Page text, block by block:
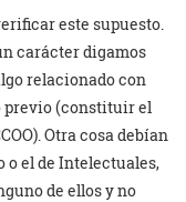
este supuesto.
carácter digamos
relacionado con
previo (constituir el
Otra cosa debían
o el de Intelectuales,
de ellos y no